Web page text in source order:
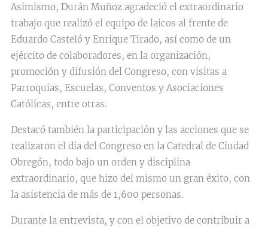
Asimismo, Durán Muñoz agradeció el extraordinario
trabajo que realizó el equipo de laicos al frente de
Eduardo Casteló y Enrique Tirado, así como de un
ejército de colaboradores, en la organización,
promoción y difusión del Congreso, con visitas a
Parroquias, Escuelas, Conventos y Asociaciones
Católicas, entre otras.
Destacó también la participación y las acciones que se
realizaron el día del Congreso en la Catedral de Ciudad
Obregón, todo bajo un orden y disciplina
extraordinario, que hizo del mismo un gran éxito, con
la asistencia de más de 1,600 personas.
Durante la entrevista, y con el objetivo de contribuir a